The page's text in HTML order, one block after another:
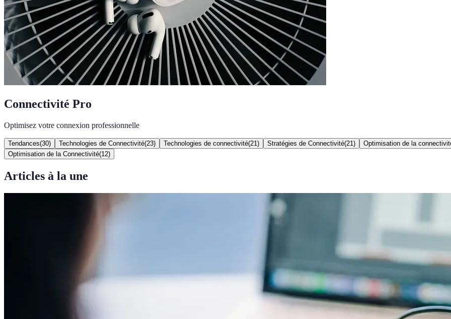
Connectivité Pro
Optimisez votre connexion professionnelle
Tendances(30) Technologies de Connectivité(23) Technologies de connectivité(21 ) Stratégies de Connectivité(21 )
Optimisation de la
Optimisation de la Connectivité(12)
Articles à la une